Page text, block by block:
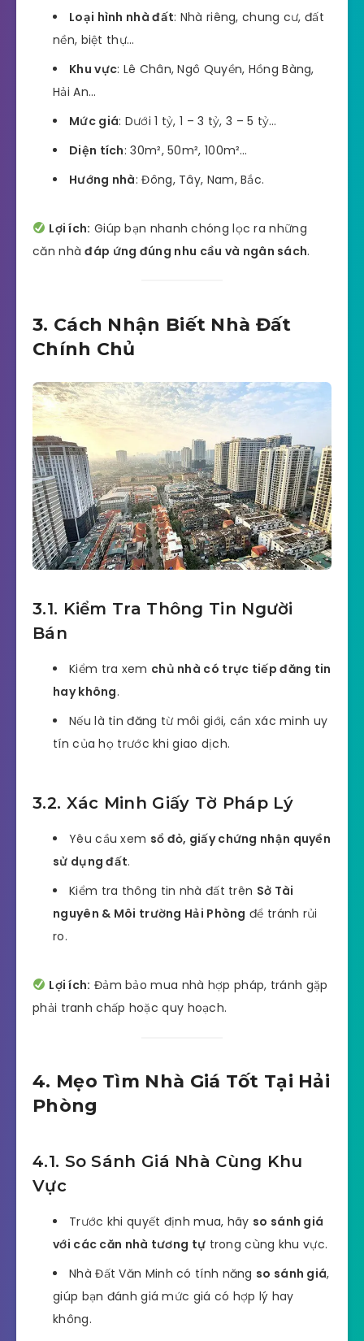
Loại hình nhà đất: Nhà riêng, chung cư, đất
nền, biệt thự…
Khu vực: Lê Chân, Ngô Quyền, Hồng Bàng,
Hải An…
Mức giá: Dưới 1 tỷ, 1 – 3 tỷ, 3 – 5 tỷ…
Diện tích: 30m², 50m², 100m²…
Hướng nhà: Đông, Tây, Nam, Bắc.
Lợi ích: Giúp bạn nhanh chóng lọc ra những
căn nhàđáp ứng đúng nhu cầu và ngân sách.
3. Cách Nhận Biết Nhà Đất
Chính Chủ
3.1. Kiểm Tra Thông Tin Người
Bán
Kiểm tra xem chủ nhà có trực tiếp đăng tin
hay không.
Nếu là tin đăng từ môi giới, cần xác minh uy
tín của họ trước khi giao dịch.
3.2. Xác Minh Giấy Tờ Pháp Lý
Yêu cầu xem sổ đỏ, giấy chứng nhận quyền
sử dụng đất.
Kiểm tra thông tin nhà đất trên Sở Tài
nguyên & Môi trường Hải Phòng để tránh rủi
ro.
Lợi ích: Đảm bảo mua nhà hợp pháp, tránh gặp
phải tranh chấp hoặc quy hoạch.
4. Mẹo Tìm Nhà Giá Tốt Tại Hải
Phòng
4.1. So Sánh Giá Nhà Cùng Khu
Vực
Trước khi quyết định mua, hãy so sánh giá
với các căn nhà tương tự trong cùng khu vực.
Nhà Đất Văn Minh có tính năng so sánh giá,
giúp bạn đánh giá mức giá có hợp lý hay
không.